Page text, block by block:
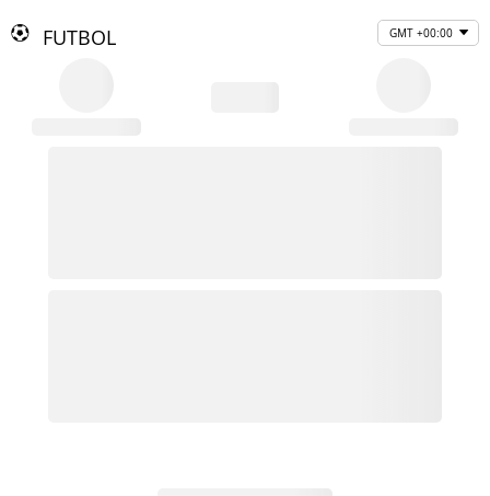
FUTBOL GMT +00:00